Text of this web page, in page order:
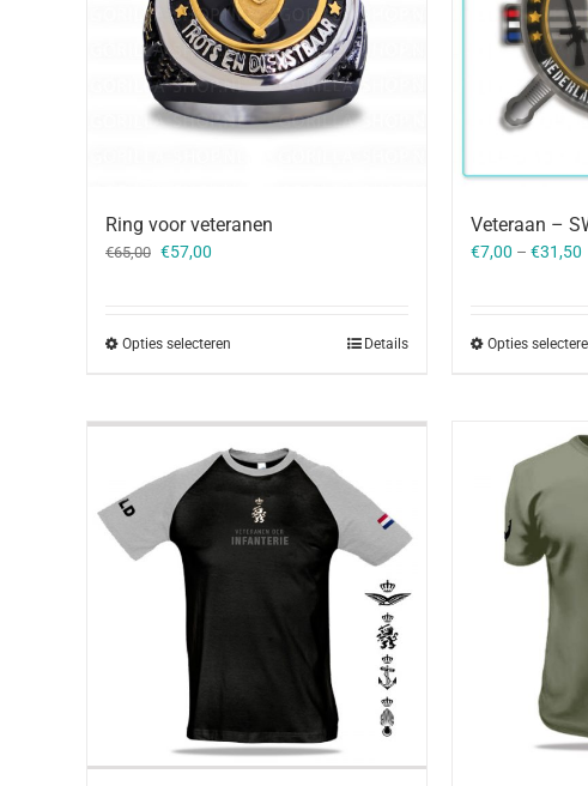
Ring voor veteranen
€65,00 Oorspronkelijke
€57,00
Opties selecteren Details
Veteraan –
€7,00 – €31,50
Opties